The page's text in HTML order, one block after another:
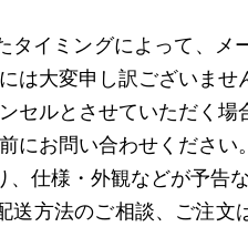
タイミングによって、メ
は大変申し訳ございませ
セルとさせていただく場
にお問い合わせください。
、仕様・外観などが予告
送方法のご相談、ご注文